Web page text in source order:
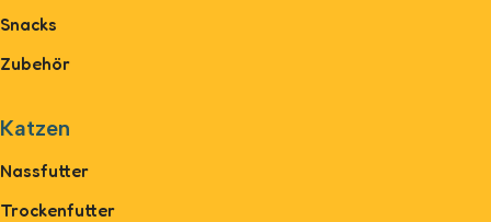
Snacks
Zubehör
Katzen
Nassfutter
Trockenfutter